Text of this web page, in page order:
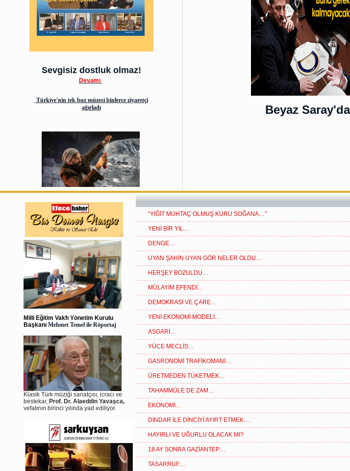
Sevgisiz dostluk olmaz!
Devamı
Türkiye'nin tek buz müzesi binlerce ziyaretçi
ağırladı
Beyaz
Milli Eğitim Vakfı Yönetim Kurulu
Başkanı Mehmet Temel ile Röportaj
Klasik Türk müziği sanatçısı, icracı ve
bestekar, Prof. Dr. Alaeddin Yavaşca,
vefatının birinci yılında yad ediliyor.
“YİĞİT MUHTAÇ OLMUŞ KURU SOĞANA…”
YENİ BİR YIL…
DENGE…
UYAN ŞAHİN UYAN GÖR NELER OLDU…
HERŞEY BOZULDU…
MÜLAYİM EFENDİ…
DEMOKRASİ VE ÇARE…
YENİ EKONOMİ MODELİ…
ASGARİ…
YÜCE MECLİS…
GASRONOMİ TRAFİKOMANİ…
ÜRETMEDEN TÜKETMEK…
TAHAMMÜLE DE ZAM…
EKONOMİ…
DİNDAR İLE DİNCİYİ AYIRT ETMEK…
HAYIRLI VE UĞURLU OLACAK MI?
18 AY SONRA GAZİANTEP…
TASARRUF…